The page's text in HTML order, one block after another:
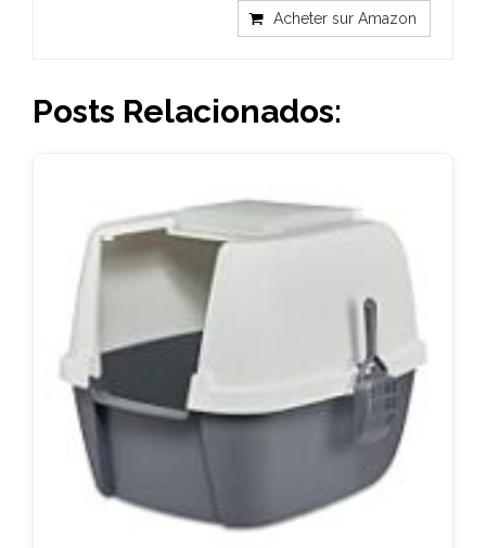
Acheter sur Amazon
Posts Relacionados: